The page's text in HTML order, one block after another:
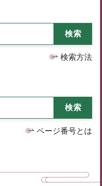
検索方法
ページ番号とは